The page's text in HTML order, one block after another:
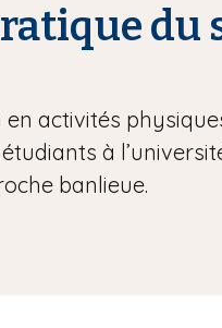
activités
à
banlieue.